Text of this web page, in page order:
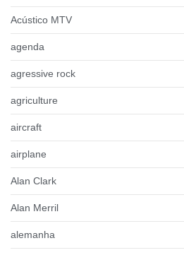
Acústico MTV
agenda
agressive rock
agriculture
aircraft
airplane
Alan Clark
Alan Merril
alemanha